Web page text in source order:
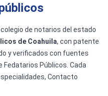
de notarios del estado
de Coahuila, con patente
y verificados con fuentes
Fedatarios Públicos. Cada
Contacto